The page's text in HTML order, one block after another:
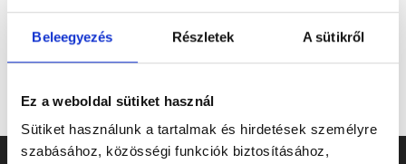
Beleegyezés Részletek A sütikről
Ez a weboldal sütiket használ
Sütiket használunk a tartalmak és hirdetések személyre
szabásához, közösségi funkciók biztosításához,
Kérjük szíves megértésüket és türelmüket!